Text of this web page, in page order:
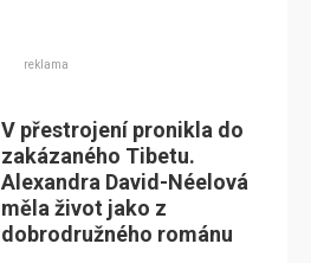
reklama
V přestrojení pronikla do
zakázaného Tibetu.
Alexandra David-Néelová
měla život jako z
dobrodružného románu